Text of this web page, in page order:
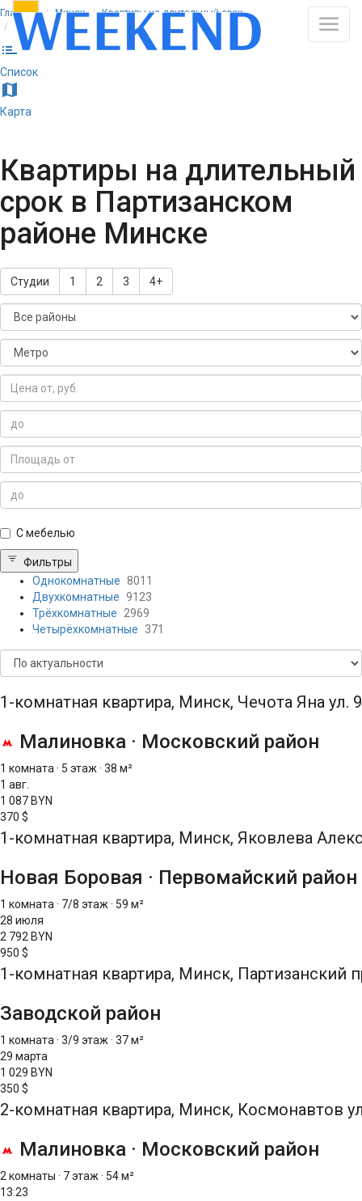
Главная Минск
Квартиры на длительный срок
Партизанский район
list
Список
map
Карта
Квартиры на длительный
срок в Партизанском
районе Минске
Студии 1 2 3 4+
С мебелью
Фильтры
Однокомнатные 8011
Двухкомнатные 9123
Трёхкомнатные
2969
Четырёхкомнатные
371
1-комнатная квартира, Минск, Чечота Яна ул. 9
Малиновка · Московский район
1 комната · 5 этаж · 38 м²
1 авг.
1 087 BYN
370 $
1-комнатная квартира, Минск, Яковлева
Новая Боровая · Первомайский район
1 комната · 7/8 этаж · 59 м²
28 июля
2 792 BYN
950 $
1-комнатная квартира, Минск, Партизанский
Заводской район
1 комната · 3/9 этаж · 37 м²
29 марта
1 029 BYN
350 $
2-комнатная квартира, Минск, Космонавтов
Малиновка · Московский район
2 комнаты · 7 этаж · 54 м²
13:23